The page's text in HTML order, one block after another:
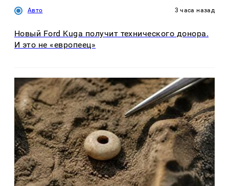
Авто 3 часа назад
Новый Ford Kuga получит технического донора.
И это не «европеец»